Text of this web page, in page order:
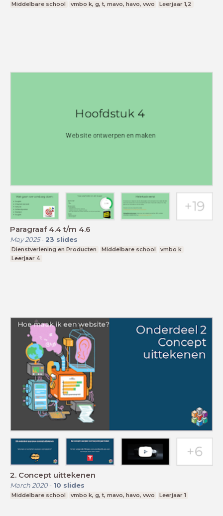
Middelbare school vmbo k, g, t, mavo, havo, vwo Leerjaar 1,2
Paragraaf 4.4 t/m 4.6
May 2025- 23 slides
Dienstverlening en Producten Middelbare school
vmbo k
Leerjaar 4
2. Concept uittekenen
March 2020- 10 slides
Middelbare school vmbo k, g, t, mavo, havo, vwo Leerjaar 1